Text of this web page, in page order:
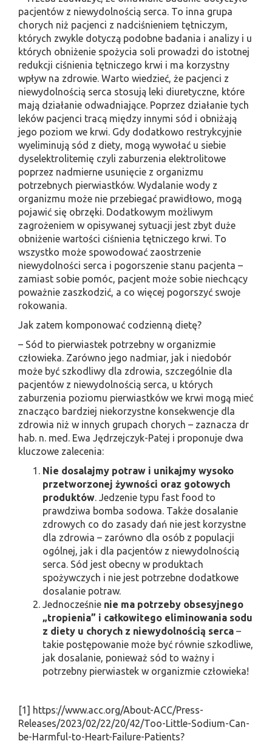
pacjentów z niewydolnością serca. To inna grupa
chorych niż pacjenci z nadciśnieniem tętniczym,
których zwykle dotyczą podobne badania i analizy i u
których obniżenie spożycia soli prowadzi do istotnej
redukcji ciśnienia tętniczego krwi i ma korzystny
wpływ na zdrowie. Warto wiedzieć, że pacjenci z
niewydolnością serca stosują leki diuretyczne, które
mają działanie odwadniające. Poprzez działanie tych
leków pacjenci tracą między innymi sód i obniżają
jego poziom we krwi. Gdy dodatkowo restrykcyjnie
wyeliminują sód z diety, mogą wywołać u siebie
dyselektrolitemię czyli zaburzenia elektrolitowe
poprzez nadmierne usunięcie z organizmu
potrzebnych pierwiastków. Wydalanie wody z
organizmu może nie przebiegać prawidłowo, mogą
pojawić się obrzęki. Dodatkowym możliwym
zagrożeniem w opisywanej sytuacji jest zbyt duże
obniżenie wartości ciśnienia tętniczego krwi. To
wszystko może spowodować zaostrzenie
niewydolności serca i pogorszenie stanu pacjenta –
zamiast sobie pomóc, pacjent może sobie niechcący
poważnie zaszkodzić, a co więcej pogorszyć swoje
rokowania.
Jak zatem komponować codzienną dietę?
– Sód to pierwiastek potrzebny w organizmie
człowieka. Zarówno jego nadmiar, jak i niedobór
może być szkodliwy dla zdrowia, szczególnie dla
pacjentów z niewydolnością serca, u których
zaburzenia poziomu pierwiastków we krwi mogą mieć
znacząco bardziej niekorzystne konsekwencje dla
zdrowia niż w innych grupach chorych – zaznacza dr
hab. n. med. Ewa Jędrzejczyk-Patej i proponuje dwa
kluczowe zalecenia:
Nie dosalajmy potraw i unikajmy wysoko
przetworzonej żywności oraz gotowych
produktów. Jedzenie typu fast food to
prawdziwa bomba sodowa. Także dosalanie
zdrowych co do zasady dań nie jest korzystne
dla zdrowia – zarówno dla osób z populacji
ogólnej, jak i dla pacjentów z niewydolnością
serca. Sód jest obecny w produktach
spożywczych i nie jest potrzebne dodatkowe
dosalanie potraw.
Jednocześnie nie ma potrzeby obsesyjnego
„tropienia” i całkowitego eliminowania sodu
z diety u chorych z niewydolnością serca –
takie postępowanie może być równie szkodliwe,
jak dosalanie, ponieważ sód to ważny i
potrzebny pierwiastek w organizmie człowieka!
[1] https://www.acc.org/About-ACC/Press-
Releases/2023/02/22/20/42/Too-Little-Sodium-Can-
be-Harmful-to-Heart-Failure-Patients?